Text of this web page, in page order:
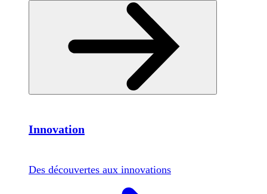
Innovation
Des découvertes aux innovations